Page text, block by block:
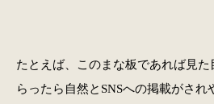
たとえば、このまな板であれば見
らったら自然とSNSへの掲載がされ